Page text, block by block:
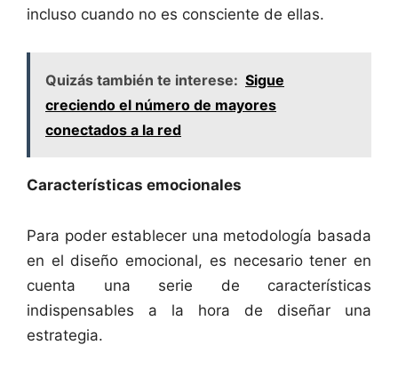
incluso cuando no es consciente de ellas.
Quizás también te interese: Sigue
creciendo el número de mayores
conectados a la red
Características emocionales
Para poder establecer una metodología basada
en el diseño emocional, es necesario tener en
cuenta una serie de características
indispensables a la hora de diseñar una
estrategia.